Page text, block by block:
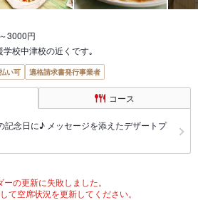
3000円
校中津校の近くです｡
い可 適格請求書発行事業者
コース
記念日に♪ メッセージを添えたデザートプ
ーの更新に失敗しました。
て空席状況を更新してください。